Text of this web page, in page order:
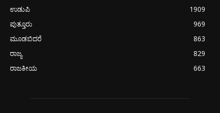
ಉಡುಪಿ
1909
ಪುತ್ತೂರು
969
ಮೂಡಬಿದರೆ
863
ರಾಜ್ಯ
829
ರಾಜಕೀಯ
663